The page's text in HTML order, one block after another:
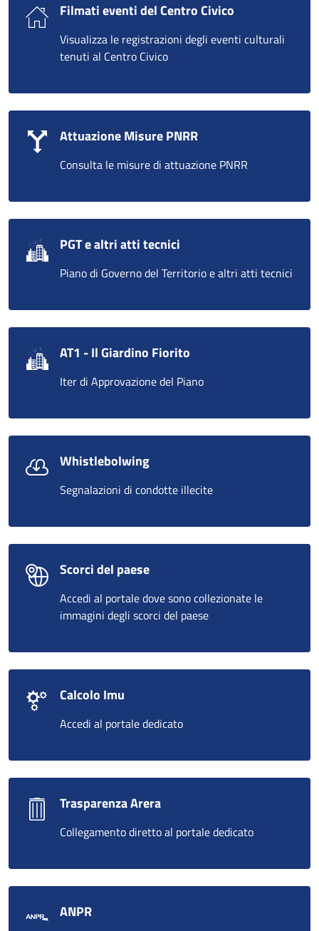
Filmati eventi del Centro Civico
Visualizza le registrazioni degli eventi culturali
tenuti al Centro Civico
Attuazione Misure PNRR
Consulta le misure di attuazione PNRR
PGT e altri atti tecnici
Piano di Governo del Territorio e altri atti tecnici
AT1 - Il Giardino Fiorito
Iter di Approvazione del Piano
Whistlebolwing
Segnalazioni di condotte illecite
Scorci del paese
Accedi al portale dove sono collezionate le
immagini degli scorci del paese
Calcolo Imu
Accedi al portale dedicato
Trasparenza Arera
Collegamento diretto al portale dedicato
ANPR